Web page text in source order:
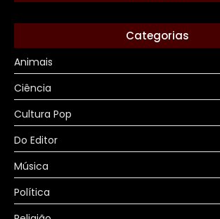
Categorias
Animais
Ciência
Cultura Pop
Do Editor
Música
Política